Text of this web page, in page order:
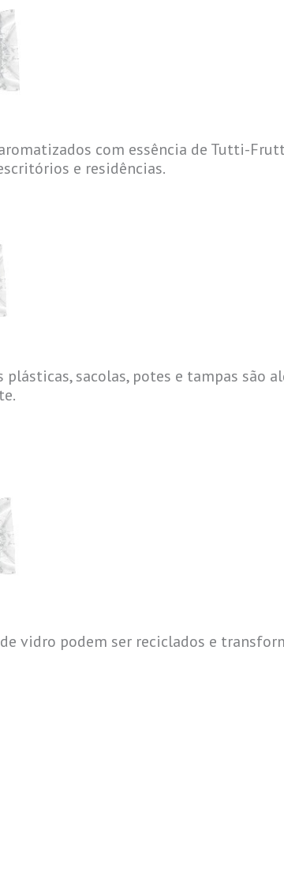
com essência de Tutti-
e residências.
plásticas, sacolas, potes e tampas são
vidro podem ser reciclados e